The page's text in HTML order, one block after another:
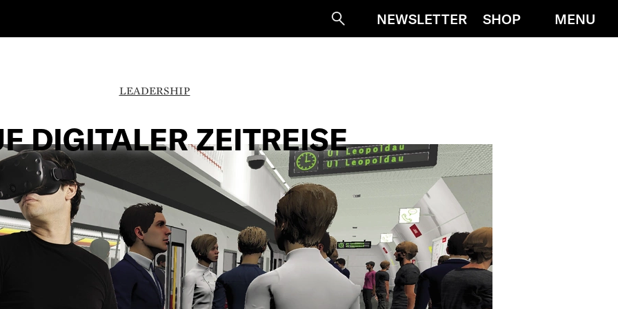
SucheNEWSLETTER SHOP MENU
LEADERSHIP
DIGITALER ZEITREISE